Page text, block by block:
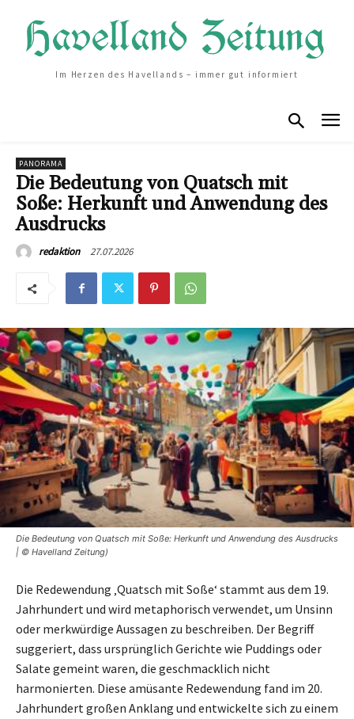
Im Herzen des Havellands – immer gut informiert
PANORAMA
Die Bedeutung von Quatsch mit
Soße: Herkunft und Anwendung des
Ausdrucks
redaktion 27.07.2026
Die Bedeutung von Quatsch mit Soße: Herkunft und Anwendung des Ausdrucks
| © Havelland Zeitung)
Die Redewendung ‚Quatsch mit Soße‘ stammt aus dem 19.
Jahrhundert und wird metaphorisch verwendet, um Unsinn
oder merkwürdige Aussagen zu beschreiben. Der Begriff
suggeriert, dass ursprünglich Gerichte wie Puddings oder
Salate gemeint waren, die geschmacklich nicht
harmonierten. Diese amüsante Redewendung fand im 20.
Jahrhundert großen Anklang und entwickelte sich zu einem